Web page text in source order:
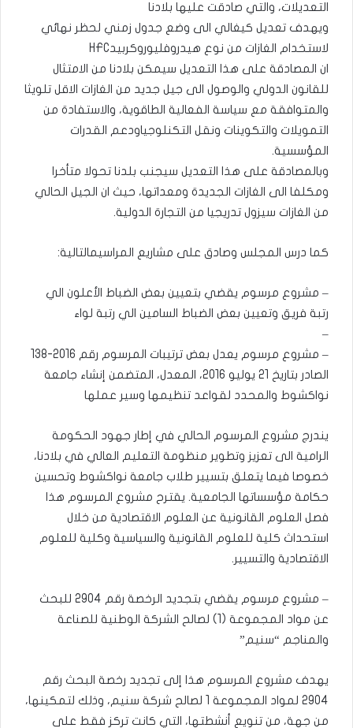
التعديلات، والتي صادقت عليها بلادنا
ويهدف تعديل كيغالي الى وضع جدول زمني لحظر نهائي
لاستخدام الغازات من نوع هيدروفليوروكربيدHFC
ان المصادقة على هذا التعديل سيمكن بلادنا من الامتثال
للقانون الدولي والوصول الى جيل جديد من الغازات الاقل تلويثا
والمتوافقة مع سياسة الفعالية الطاقوية، والاستفادة من
التمويلات والتكوينات ونقل التكنلوجياودعم القدرات
المؤسسية.
وبالمصادقة على هذا التعديل سيجنب بلدنا تحولا متأخرا
ومكلفا الى الغازات الجديدة ومعداتها، حيث ان الجيل الحالي
من الغازات سيزول تدريجيا من التجارة الدولية.
كما درس المجلس وصادق على مشاريع المراسيمالتالية:
– مشروع مرسوم يقضي بتعيين بعض الضباط الأعلون الي
رتبة فريق وتعيين بعض الضباط السامين الي رتبة لواء
–
– مشروع مرسوم يعدل بعض ترتيبات المرسوم رقم 2016-138
الصادر بتاريخ 21 يوليو 2016، المعدل، المتضمن إنشاء جامعة
نواكشوط والمحدد لقواعد تنظيمها وسير عملها
يندرج مشروع المرسوم الحالي في إطار جهود الحكومة
الرامية الى تعزيز وتطوير منظومة التعليم العالي في بلادنا،
خصوصا فيما يتعلق بتسيير طلاب جامعة نواكشوط وتحسين
حكامة مؤسساتها الجامعية. يقترح مشروع المرسوم هذا
فصل العلوم القانونية عن العلوم الاقتصادية من خلال
استحداث كلية للعلوم القانونية والسياسية وكلية للعلوم
الاقتصادية والتسيير.
– مشروع مرسوم يقضي بتجديد الرخصة رقم 2904 للبحث
عن مواد المجموعة (1) لصالح الشركة الوطنية للصناعة
والمناجم “سنيم”
يهدف مشروع المرسوم هذا إلى تجديد رخصة البحث رقم
2904 لمواد المجموعة 1 لصالح شركة سنيم، وذلك لتمكينها،
من جهة، من تنويع أنشطتها، التي كانت تركز فقط على